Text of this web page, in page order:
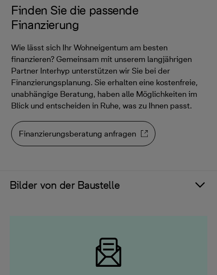
Finden Sie die passende
Finanzierung
Wie lässt sich Ihr Wohneigentum am besten
finanzieren? Gemeinsam mit unserem langjährigen
Partner Interhyp unterstützen wir Sie bei der
Finanzierungsplanung. Sie erhalten eine kostenfreie,
unabhängige Beratung, haben alle Möglichkeiten im
Blick und entscheiden in Ruhe, was zu Ihnen passt.
Finanzierungsberatung anfragen
Bilder von der Baustelle